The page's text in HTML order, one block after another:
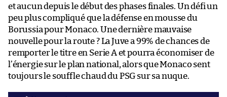
et aucun depuis le début des phases finales. Un défi un
peu plus compliqué que la défense en mousse du
Borussia pour Monaco. Une dernière mauvaise
nouvelle pour la route ? La Juve a 99% de chances de
remporter le titre en Serie A et pourra économiser de
l’énergie sur le plan national, alors que Monaco sent
toujours le souffle chaud du PSG sur sa nuque.